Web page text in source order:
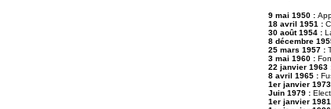
9 mai 1950 :
18 avril 1951 :
30 août 1954 :
8 décembre
25 mars 1957 :
3 mai 1960 :
22 janvier 1963
8 avril 1965 :
1er janvier
Juin 1979 :
1er janvier